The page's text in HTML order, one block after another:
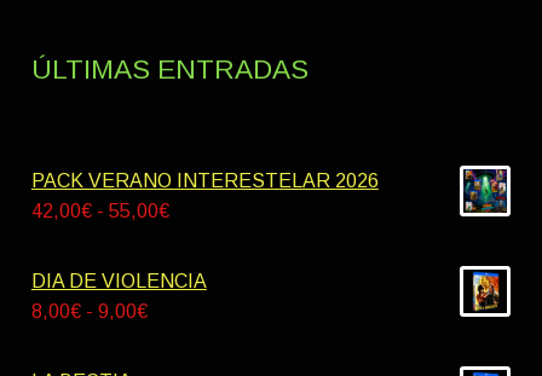
ÚLTIMAS ENTRADAS
PACK VERANO INTERESTELAR 2026
42,00€ - 55,00€Rango
precios:
DIA DE VIOLENCIA
8,00€ - 9,00€Rango